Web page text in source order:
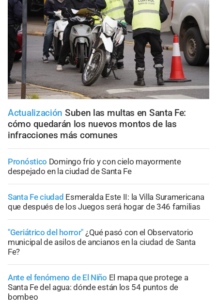
Actualización Suben las multas en Santa Fe:
cómo quedarán los nuevos montos de las
infracciones más comunes
Pronóstico Domingo frío y con cielo mayormente
despejado en la ciudad de Santa Fe
Santa Fe ciudad Esmeralda Este II: la Villa Suramericana
que después de los Juegos será hogar de 346 familias
"Geriátrico del horror" ¿Qué pasó con el Observatorio
municipal de asilos de ancianos en la ciudad de Santa
Fe?
Ante el fenómeno de El Niño El mapa que protege a
Santa Fe del agua: dónde están los 54 puntos de
bombeo